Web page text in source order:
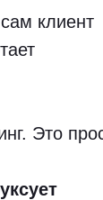
клиент
Это